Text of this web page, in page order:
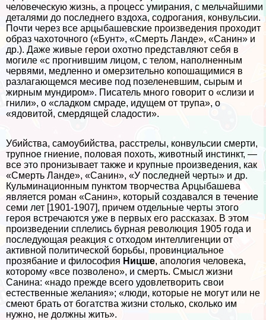
человеческую жизнь, а процесс умирания, с мельчайшими
деталями до последнего вздоха, содрогания, конвульсии.
Почти через все арцыбашевские произведения проходит
образ чахоточного («Бунт», «Cмepть Ланде», «Санин» и
др.). Даже живые герои охотно представляют себя в
могиле «с прогнившим лицом, с телом, наполненным
червями, медленно и омерзительно копошащимися в
разлагающемся месиве под позеленевшим, сырым и
жирным мундиром». Писатель много говорит о «слизи и
гнили», о «сладком смраде, идущем от трупа», о
«ядовитой, смердящей сладости».
Убийства, самоубийства, расстрелы, конвульсии cмepти,
трупное гниение, пoлoвая пoxoть, животный инстинкт, —
все это пронизывает также и крупные произведения, как
«Cмepть Ланде», «Санин», «У последней черты» и др.
Кульминационным пунктом творчества Арцыбашева
является роман «Санин», который создавался в течение
семи лет [1901-1907], причем отдельные черты этого
героя встречаются уже в первых его рассказах. В этом
произведении сплелись бурная революция 1905 года и
последующая реакция с отходом интеллигенции от
активной политической борьбы, провинциальное
прозябание и философия Ницше, апология человека,
которому «все позволено», и cмepть. Смысл жизни
Санина: «надо прежде всего удовлетворить свои
естественные желания»; «люди, которые не могут или не
смеют брать от богатства жизни столько, сколько им
нужно, не должны жить».